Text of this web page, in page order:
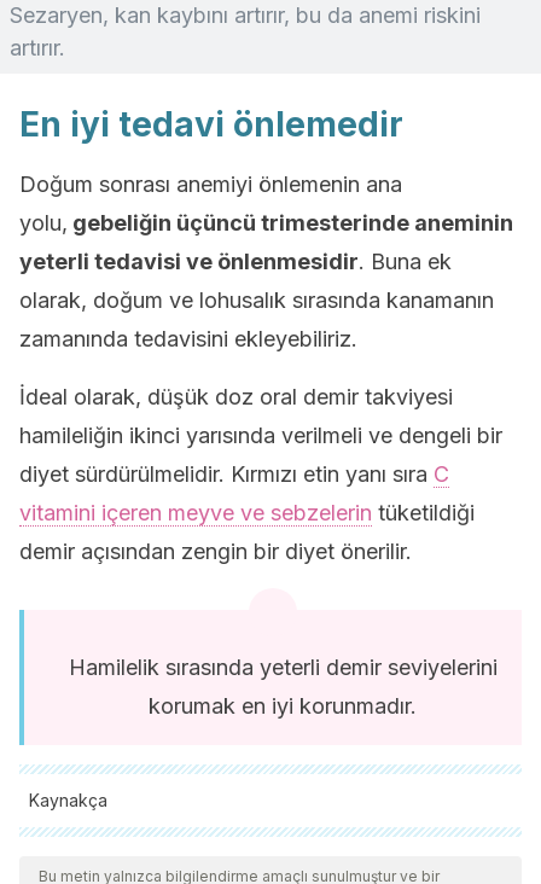
Sezaryen, kan kaybını artırır, bu da anemi riskini
artırır.
En iyi tedavi önlemedir
Doğum sonrası anemiyi önlemenin ana
yolu, gebeliğin üçüncü trimesterinde aneminin
yeterli tedavisi ve önlenmesidir. Buna ek
olarak, doğum ve lohusalık sırasında kanamanın
zamanında tedavisini ekleyebiliriz.
İdeal olarak, düşük doz oral demir takviyesi
hamileliğin ikinci yarısında verilmeli ve dengeli bir
diyet sürdürülmelidir. Kırmızı etin yanı sıra C
vitamini içeren meyve ve sebzelerin tüketildiği
demir açısından zengin bir diyet önerilir.
Hamilelik sırasında yeterli demir seviyelerini
korumak en iyi korunmadır.
Kaynakça
Tüm alıntı yapılan kaynaklar, kalitelerini, güvenilirliklerini,
güncelliklerini ve geçerliliklerini sağlamak için ekibimiz
Bu metin yalnızca bilgilendirme amaçlı sunulmuştur ve bir